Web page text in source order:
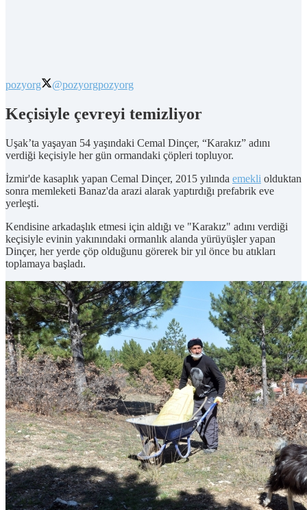
pozyorg @pozyorgpozyorg
Keçisiyle çevreyi temizliyor
Uşak’ta yaşayan 54 yaşındaki Cemal Dinçer, “Karakız” adını
verdiği keçisiyle her gün ormandaki çöpleri topluyor.
İzmir'de kasaplık yapan Cemal Dinçer, 2015 yılında emekli olduktan
sonra memleketi Banaz'da arazi alarak yaptırdığı prefabrik eve
yerleşti.
Kendisine arkadaşlık etmesi için aldığı ve "Karakız" adını verdiği
keçisiyle evinin yakınındaki ormanlık alanda yürüyüşler yapan
Dinçer, her yerde çöp olduğunu görerek bir yıl önce bu atıkları
toplamaya başladı.